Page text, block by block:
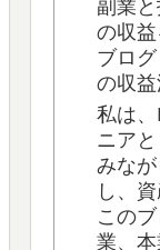
副業
の収
ブロ
の収
私は
ニア
みな
し、
この
業、